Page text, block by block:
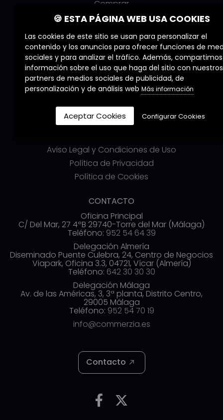
Comprar
Alquilar
Obra nueva
COMMERZIA
Quiénes Somos
Nuestros Servicios
Nuestros Agentes
Trabaja con nosotros
Aviso Legal y Condiciones de Uso
Política de Privacidad
Política de Cookies
CONTACTO
Oficina Principal
C/ Del Mar, 27 4ºB 29740-Torre del Mar (Málaga)
Teléfono: 952 54 64 39
Delegación Almería
Diseminado Puente Culebra, 24, Centro de Negocios
Viapark, Oficina 3.3, 04721, Vícar (Almería)
Teléfono: 642 30 30 30
Delegación Málaga
Av. de las Américas, 3, 3ª planta, Distrito Centro,
29005 Málaga
Teléfono: 952 54 70 19
info@commerzia.es
Contacto
🍪 ESTA PÁGINA WEB USA COOKIES
Las cookies de este sitio se usan para personalizar el
contenido y los anuncios para ofrecer funciones de
sociales y para analizar el tráfico. Además, compartimos
información sobre el uso que haga del sitio con nuestros
partners de medios sociales de publicidad, de
personalización y de análisis web Más información
Aceptar Cookies Configurar Cookies